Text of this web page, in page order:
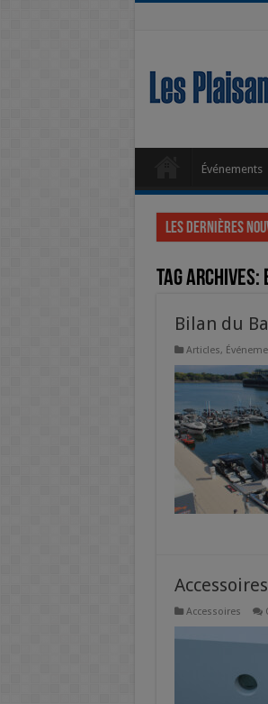
Événements
Les dernières
Tag Archives:
Bilan du
Articles,
Accessoires
Accessoires